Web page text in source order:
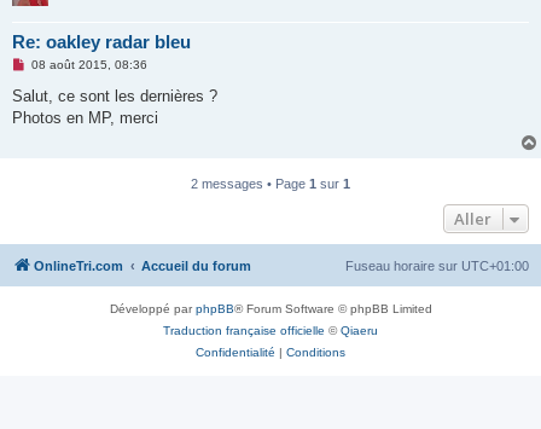
Re: oakley radar bleu
M
s
a
08 août 2015, 08:36
Salut, ce sont les dernières ?
Photos en MP, merci
2 messages • Page 1 sur 1
Aller
OnlineTri.com Accueil du forum Fuseau horaire sur UTC+01:00
Développé parphpBB® Forum Software © phpBB Limited
Traduction française officielle ©Qiaeru
Confidentialité | Conditions